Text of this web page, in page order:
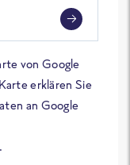
von Google
erklären Sie
an Google